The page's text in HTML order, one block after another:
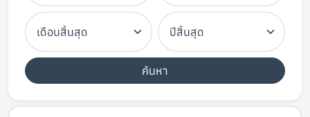
ค้นหา